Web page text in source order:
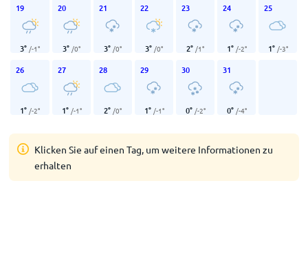
19
3° /-1°
20
3° /0°
21
3° /0°
22
3° /0°
23
2° /1°
24
1° /-2°
25
1° /-3°
26
1° /-2°
27
1° /-1°
28
2° /0°
29
1° /-1°
30
0° /-2°
31
0° /-4°
Klicken Sie auf einen Tag, um weitere Informationen zu
erhalten